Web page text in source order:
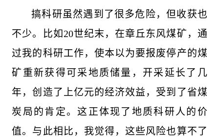
搞科研虽然遇到了很多危险，但收获也
不少。比如20世纪末，在章丘东风煤矿，通
过我的科研工作，使本以为要报废停产的煤
矿重新获得可采地质储量，开采延长了几
年，创造了上亿元的经济效益，受到了省煤
炭局的肯定。这正体现了地质科研人的价
值。与此相比，我觉得，这些风险也算不了